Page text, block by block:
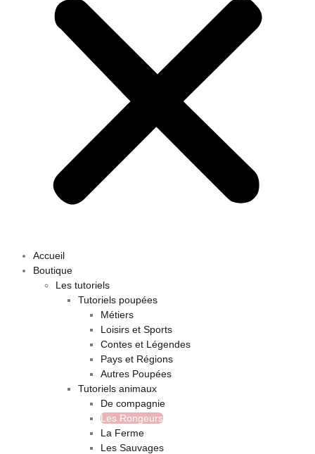
Accueil
Boutique
Les tutoriels
Tutoriels poupées
Métiers
Loisirs et Sports
Contes et Légendes
Pays et Régions
Autres Poupées
Tutoriels animaux
De compagnie
Les Rongeurs
La Ferme
Les Sauvages